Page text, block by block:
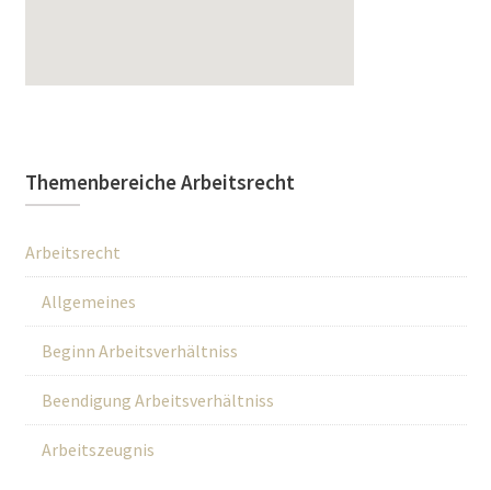
Themenbereiche Arbeitsrecht
Arbeitsrecht
Allgemeines
Beginn Arbeitsverhältniss
Beendigung Arbeitsverhältniss
Arbeitszeugnis